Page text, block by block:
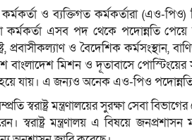
ও ব্যক্তিগত কর্মকর্তারা (এও-
এসব পদ থেকে পদোন্নতি
প্রবাসীকল্যাণ ও বৈদেশিক কর্মসংস্থান,
বাংলাদেশ মিশন ও দূতাবাসে
যায়। এ জন্যও অনেক এও-পিও পদোন্নতি
স্বরাষ্ট্র মন্ত্রণালয়ের সুরক্ষা সেবা
স্বরাষ্ট্র মন্ত্রণালয় এ বিষয়ে